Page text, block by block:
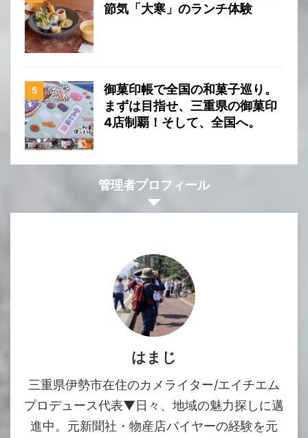
節気「大寒」のランチ体験
御菓印帳で全国の和菓子巡り。
まずは目指せ、三重県の御菓印
4店制覇！そして、全国へ。
管理者プロフィール
はまじ
三重県伊勢市在住のカメライター/エイチエム
プロデュース代表▼日々、地域の魅力探しに邁
進中。元新聞社・物産店バイヤーの経験を元